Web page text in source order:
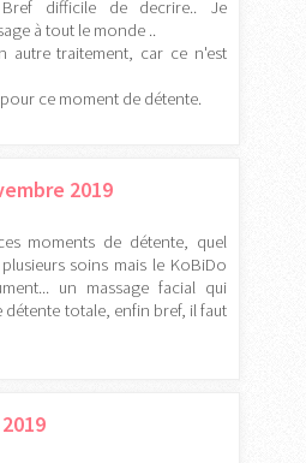
difficile de decrire.. Je
à tout le monde ..
autre traitement, car ce n'est
ce moment de détente.
2019
moments de détente, quel
soins mais le KoBiDo
un massage facial qui
détente totale, enfin bref, il faut